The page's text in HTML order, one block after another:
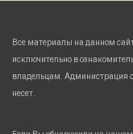
Все материалы на данном
исключительно в
владельцам. Администрация
несет.